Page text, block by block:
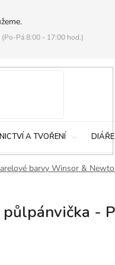
(Po-Pá 8:00 - 17:00 hod.)
A TVOŘENÍ
barvy Winsor &
-